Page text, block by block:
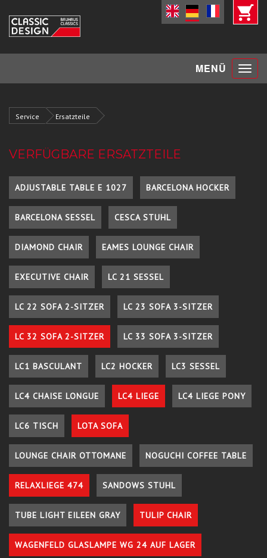
MENÜ Toggle
Service Ersatzteile
VERFÜGBARE ERSATZTEILE
ADJUSTABLE TABLE E 1027 BARCELONA HOCKER
BARCELONA SESSEL CESCA STUHL
DIAMOND CHAIR EAMES LOUNGE CHAIR
EXECUTIVE CHAIR LC 21 SESSEL
LC 22 SOFA 2-SITZER LC 23 SOFA 3-SITZER
LC 32 SOFA 2-SITZER LC 33 SOFA 3-SITZER
LC1 BASCULANT LC2 HOCKER LC3 SESSEL
LC4 CHAISE LONGUE LC4 LIEGE LC4 LIEGE PONY
LC6 TISCH LOTA SOFA
LOUNGE CHAIR OTTOMANE NOGUCHI COFFEE TABLE
RELAXLIEGE 474 SANDOWS STUHL
TUBE LIGHT EILEEN GRAY TULIP CHAIR
WAGENFELD GLASLAMPE WG 24 AUF LAGER